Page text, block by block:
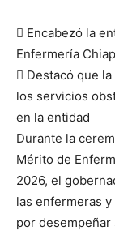
 Encabezó la
Enfermería
 Destacó que
los servicios
en la entidad
Durante la
Mérito de
2026, el
las enfermeras
por